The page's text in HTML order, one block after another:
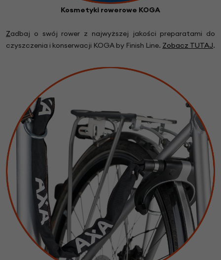
Kosmetyki rowerowe KOGA
Zadbaj o swój rower z najwyższej jakości preparatami do
czyszczenia i konserwacji KOGA by Finish Line. Zobacz TUTAJ.